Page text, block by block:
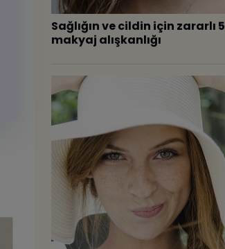
Sağlığın ve cildin için zararlı 5
makyaj alışkanlığı